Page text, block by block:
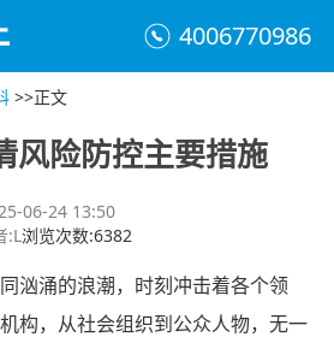
4006770986
>>正文
风险防控主要措施
06-24 13:50
:L浏览次数:6382
汹涌的浪潮，时刻冲击着各个领
构，从社会组织到公众人物，无一